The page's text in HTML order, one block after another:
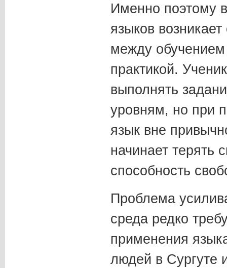
Именно поэтому
языков
между
практикой.
выполнять
уровням, но при
язык вне
начинает терять
способность
Проблема
среда редко
применения
людей в Сургуте